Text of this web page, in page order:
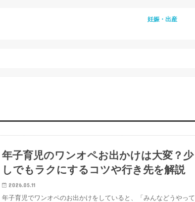
妊娠・出産
年子育児のワンオペお出かけは大変？少
しでもラクにするコツや行き先を解説
2026.05.11
年子育児でワンオペのお出かけをしていると、「みんなどうやって